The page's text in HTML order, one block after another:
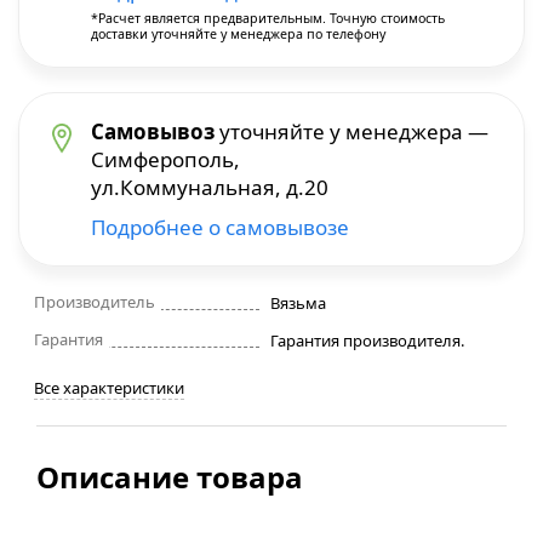
Производитель
Вязьма
Гарантия
Гарантия производителя.
Все характеристики
*Расчет является предварительным. Точную стоимость
доставки уточняйте у менеджера по телефону
Самовывозуточняйте у менеджера —
Симферополь,
ул.Коммунальная, д.20
Подробнее о самовывозе
Описание товара
Строительные фены
Фрезеры
Штроборезы
Шуруповерты и электроотвертки
Электрорубанки